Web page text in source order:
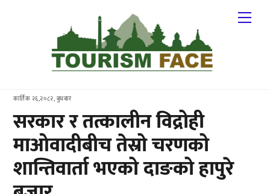
कार्तिक २६,२०८२, बुधबार
सरकार र तत्कालीन विद्रोही
माओवादीबीच तेस्रो चरणको
शान्तिवार्ता भएको दाङको हापुरे